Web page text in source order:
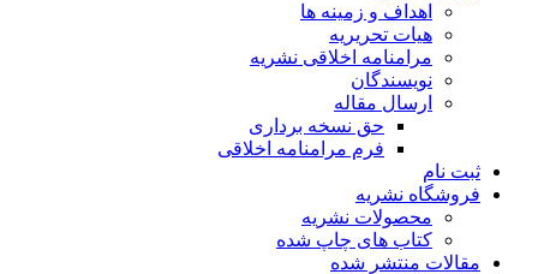
اهداف و زمینه ها
هیات تحریریه
مرامنامه اخلاقی نشریه
نویسندگان
ارسال مقاله
حق نسخه برداری
فرم مرامنامه اخلاقی
ثبت نام
فروشگاه نشریه
محصولات نشریه
کتاب های چاپ شده
مقالات منتشر شده